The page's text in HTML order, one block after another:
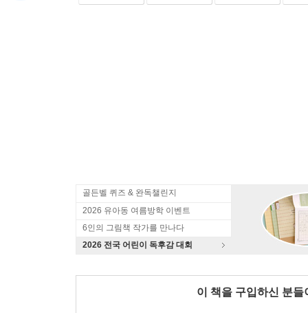
골든벨 퀴즈 & 완독챌린지
2026 유아동 여름방학 이벤트
6인의 그림책 작가를 만나다
2026 전국 어린이 독후감 대회
이 책을 구입하신 분